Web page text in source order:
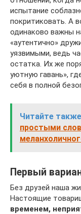
испытание
покритиковать. А
одинаково важны
«аутентично»
уязвимыми, ведь
остатка. Их же
уютную гавань»,
себя в полной
Читайте
простыми
Первый
Без друзей наша
Настоящие
временем,